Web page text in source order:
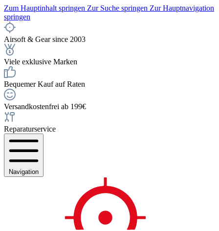
Zum Hauptinhalt springen Zur Suche springen Zur Hauptnavigation
springen
Airsoft & Gear since 2003
Viele exklusive Marken
Bequemer Kauf auf Raten
Versandkostenfrei ab 199€
Reparaturservice
Navigation